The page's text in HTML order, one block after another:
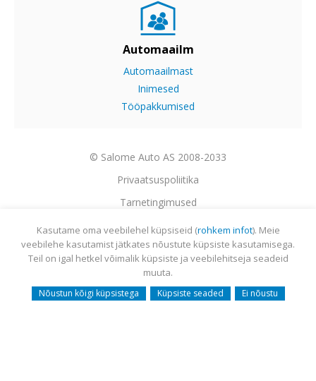
Automaailm
Automaailmast
Inimesed
Tööpakkumised
© Salome Auto AS 2008-2033
Privaatsuspoliitika
Tarnetingimused
Garantii
Utiliseerimine
Sisukaart
Webmail
Kasutame oma veebilehel küpsiseid (rohkem infot). Meie
veebilehe kasutamist jätkates nõustute küpsiste kasutamisega.
Teil on igal hetkel võimalik küpsiste ja veebilehitseja seadeid
muuta.
Nõustun kõigi küpsistega Küpsiste seaded Ei nõustu